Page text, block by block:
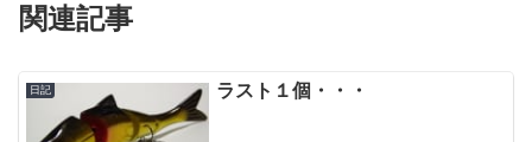
関連記事
日記 ラスト１個・・・